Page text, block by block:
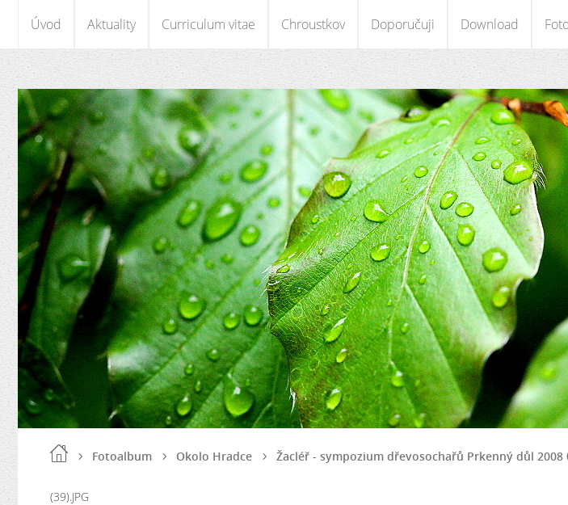
Úvod Aktuality Curriculum vitae Chroustkov Doporučuji Download
Fotoalbum Okolo Hradce Žacléř - sympozium dřevosochařů Prkenný důl 2008
(39).JPG